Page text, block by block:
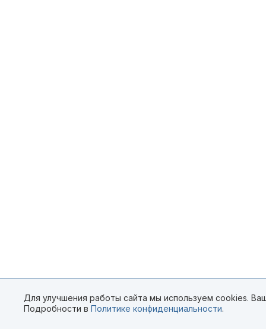
Для улучшения работы сайта мы используем cookies.
Подробности в Политике конфиденциальности.